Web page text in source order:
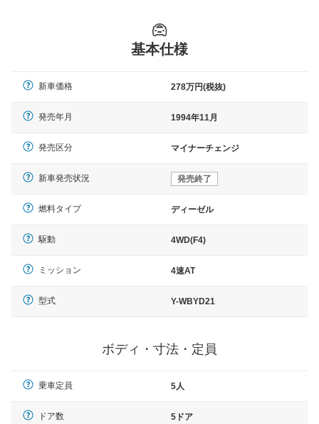
基本仕様
新車価格 278万円(税抜)
発売年月 1994年11月
発売区分 マイナーチェンジ
新車発売状況 発売終了
燃料タイプ ディーゼル
駆動 4WD(F4)
ミッション 4速AT
型式 Y-WBYD21
ボディ・寸法・定員
乗車定員 5人
ドア数 5ドア